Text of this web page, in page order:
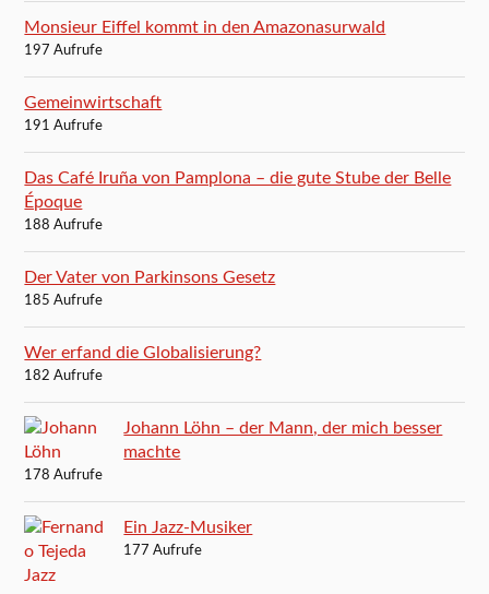
Monsieur Eiffel kommt in den Amazonasurwald
197 Aufrufe
Gemeinwirtschaft
191 Aufrufe
Das Café Iruña von Pamplona – die gute Stube der Belle
Époque
188 Aufrufe
Der Vater von Parkinsons Gesetz
185 Aufrufe
Wer erfand die Globalisierung?
182 Aufrufe
Johann Löhn – der Mann, der mich besser
machte
178 Aufrufe
Ein Jazz-Musiker
177 Aufrufe